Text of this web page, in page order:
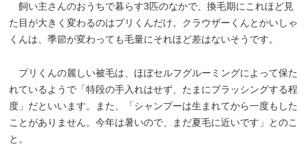
飼い主さんのおうちで暮らす3匹のなかで、換毛期にこれほど見
た目が大きく変わるのはプリくんだけ。クラウザーくんとかいしゃ
くんは、季節が変わっても毛量にそれほど差はないそうです。
プリくんの麗しい被毛は、ほぼセルフグルーミングによって保た
れているようで「特段の手入れはせず、たまにブラッシングする程
度」だといいます。また、「シャンプーは生まれてから一度もした
ことがありません。今年は暑いので、まだ夏毛に近いです」とのこ
と。